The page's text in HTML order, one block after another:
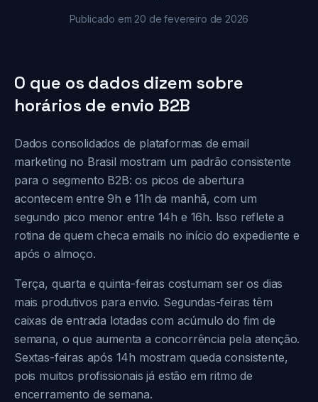
Publicado em 20 de fevereiro de 2026
O que os dados dizem sobre
horários de envio B2B
Dados consolidados de plataformas de email
marketing no Brasil mostram um padrão consistente
para o segmento B2B: os picos de abertura
acontecem entre 9h e 11h da manhã, com um
segundo pico menor entre 14h e 16h. Isso reflete a
rotina de quem checa emails no início do expediente e
após o almoço.
Terça, quarta e quinta-feiras costumam ser os dias
mais produtivos para envio. Segundas-feiras têm
caixas de entrada lotadas com acúmulo do fim de
semana, o que aumenta a concorrência pela atenção.
Sextas-feiras após 14h mostram queda consistente,
pois muitos profissionais já estão em ritmo de
encerramento de semana.